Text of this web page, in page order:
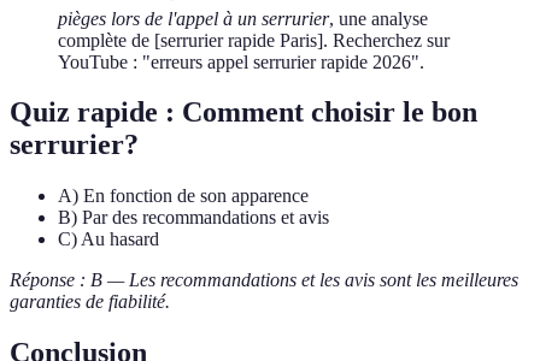
pièges lors de l'appel à un serrurier, une analyse
complète de [serrurier rapide Paris]. Recherchez sur
YouTube : "erreurs appel serrurier rapide 2026".
Quiz rapide : Comment choisir le bon
serrurier?
A) En fonction de son apparence
B) Par des recommandations et avis
C) Au hasard
Réponse : B — Les recommandations et les avis sont les meilleures
garanties de fiabilité.
Conclusion